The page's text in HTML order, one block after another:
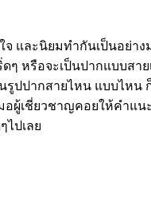
และนิยมทำกันเป็นอย่า
ๆ หรือจะเป็นปากแบบส
ปปากสายไหน แบบไห
ผู้เชี่ยวชาญคอยให้คำ
ปเลย